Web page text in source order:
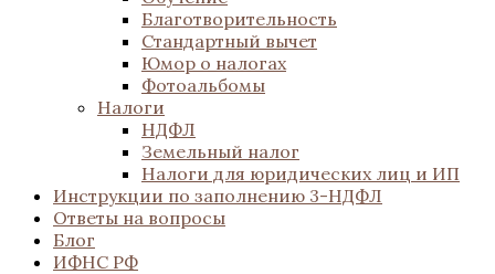
Благотворительность
Стандартный вычет
Юмор о налогах
Фотоальбомы
Налоги
НДФЛ
Земельный налог
Налоги для юридических лиц и ИП
Инструкции по заполнению 3-НДФЛ
Ответы на вопросы
Блог
ИФНС РФ